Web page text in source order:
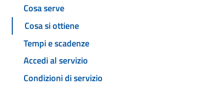
Cosa serve
Cosa si ottiene
Tempi e scadenze
Accedi al servizio
Condizioni di servizio